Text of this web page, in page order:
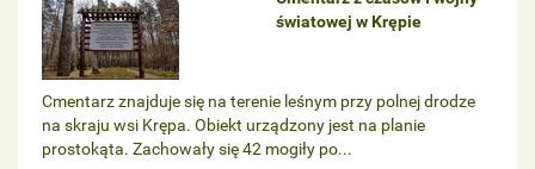
światowej w Krępie
Cmentarz znajduje się na terenie leśnym przy polnej drodze
na skraju wsi Krępa. Obiekt urządzony jest na planie
prostokąta. Zachowały się 42 mogiły po...